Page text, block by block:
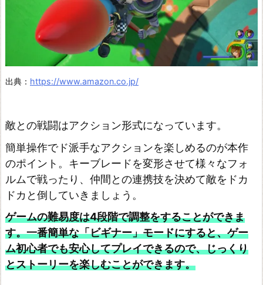
チ
ョ
不
思
ダ
ン
ジ
出典： https://www.amazon.co.jp/
敵との戦闘はアクション形式になっています。
簡単操作でド派手なアクションを楽しめるのが本作
のポイント。キーブレードを変形させて様々なフォ
ルムで戦ったり、仲間との連携技を決めて敵をドカ
ドカと倒していきましょう。
ゲームの難易度は4段階で調整をすることができま
す。一番簡単な「ビギナー」モードにすると、ゲー
ム初心者でも安心してプレイできるので、じっくり
とストーリーを楽しむことができます。